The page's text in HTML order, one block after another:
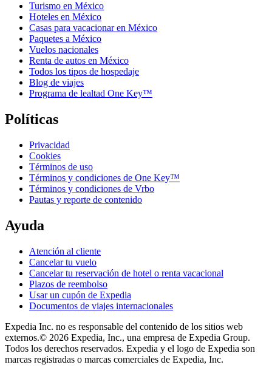
Turismo en México
Hoteles en México
Casas para vacacionar en México
Paquetes a México
Vuelos nacionales
Renta de autos en México
Todos los tipos de hospedaje
Blog de viajes
Programa de lealtad One Key™
Políticas
Privacidad
Cookies
Términos de uso
Términos y condiciones de One Key™
Términos y condiciones de Vrbo
Pautas y reporte de contenido
Ayuda
Atención al cliente
Cancelar tu vuelo
Cancelar tu reservación de hotel o renta vacacional
Plazos de reembolso
Usar un cupón de Expedia
Documentos de viajes internacionales
Expedia Inc. no es responsable del contenido de los sitios web
externos.© 2026 Expedia, Inc., una empresa de Expedia Group.
Todos los derechos reservados. Expedia y el logo de Expedia son
marcas registradas o marcas comerciales de Expedia, Inc.